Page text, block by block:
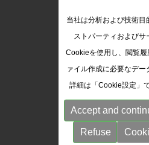
当社は分析および技術目
ストパーティおよびサ
Cookieを使用し、閲覧履
ァイル作成に必要なデー
詳細は「Cookie設定」
Accept and
Refuse